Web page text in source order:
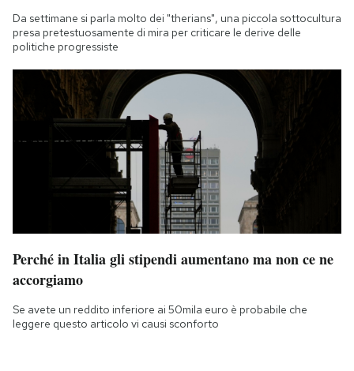
Da settimane si parla molto dei "therians", una piccola sottocultura
presa pretestuosamente di mira per criticare le derive delle
politiche progressiste
Perché in Italia gli stipendi aumentano ma non ce ne
accorgiamo
Se avete un reddito inferiore ai 50mila euro è probabile che
leggere questo articolo vi causi sconforto